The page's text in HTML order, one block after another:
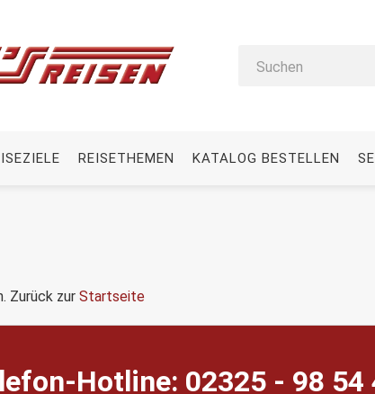
REISETHEMEN KATALOG BESTELLEN
Zurück zur Startseite
Hotline: 02325 - 98 54